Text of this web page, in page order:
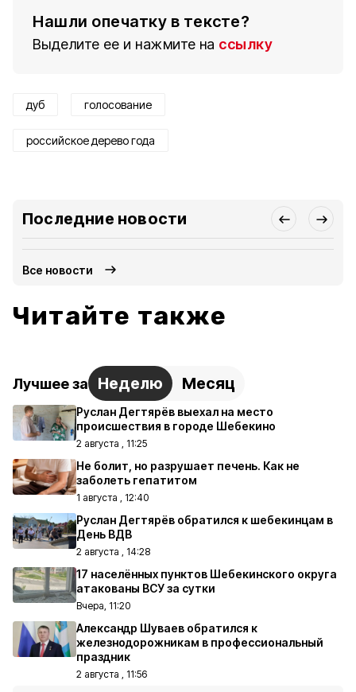
Нашли опечатку в тексте?
Выделите ее и нажмите на ссылку
дуб голосование
российское дерево года
Последние новости
Все новости
Читайте также
Лучшее за Неделю Месяц
Руслан Дегтярёв выехал на место
происшествия в городе Шебекино
2 августа , 11:25
Не болит, но разрушает печень. Как не
заболеть гепатитом
1 августа , 12:40
Руслан Дегтярёв обратился к шебекинцам в
День ВДВ
2 августа , 14:28
17 населённых пунктов Шебекинского округа
атакованы ВСУ за сутки
Вчера, 11:20
Александр Шуваев обратился к
железнодорожникам в профессиональный
праздник
2 августа , 11:56